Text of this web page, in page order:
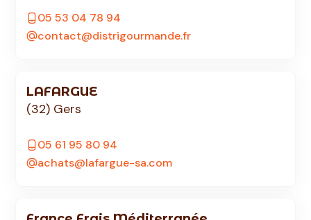
05 53 04 78 94
contact@distrigourmande.fr
LAFARGUE
(32) Gers
05 61 95 80 94
achats@lafargue-sa.com